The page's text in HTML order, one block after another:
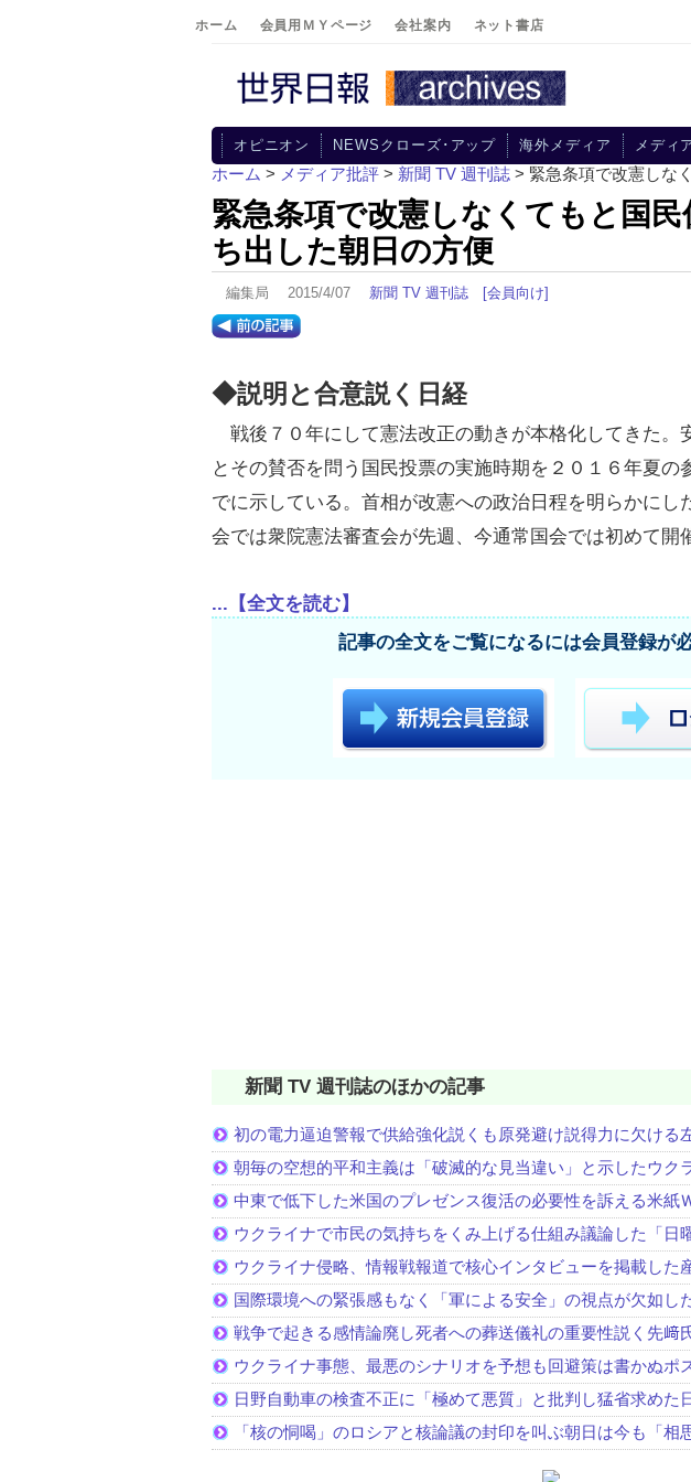
ホーム 会員用ＭＹページ 会社案内 ネット書店
オピニオン NEWSクローズ･アップ 海外メディア メディ
ホーム > メディア批評 > 新聞 TV 週刊誌 > 緊急条項で改憲しな
緊急条項で改憲しなくてもと国
ち出した朝日の方便
編集局 2015/4/07 新聞 TV 週刊誌 [会員向け]
◆説明と合意説く日経
戦後７０年にして憲法改正の動きが本格化してきた。
とその賛否を問う国民投票の実施時期を２０１６年夏の
でに示している。首相が改憲への政治日程を明らかにし
会では衆院憲法審査会が先週、今通常国会では初めて開
...【全文を読む】
記事の全文をご覧になるには会員登録が必
新聞 TV 週刊誌のほかの記事
初の電力逼迫警報で供給強化説くも原発避け説得力に欠ける
朝毎の空想的平和主義は「破滅的な見当違い」と示したウク
中東で低下した米国のプレゼンス復活の必要性を訴える米紙
ウクライナで市民の気持ちをくみ上げる仕組み議論した「日
ウクライナ侵略、情報戦報道で核心インタビューを掲載した
国際環境への緊張感もなく「軍による安全」の視点が欠如し
戦争で起きる感情論廃し死者への葬送儀礼の重要性説く先﨑
ウクライナ事態、最悪のシナリオを予想も回避策は書かぬポ
日野自動車の検査不正に「極めて悪質」と批判し猛省求めた
「核の恫喝」のロシアと核論議の封印を叫ぶ朝日は今も「相